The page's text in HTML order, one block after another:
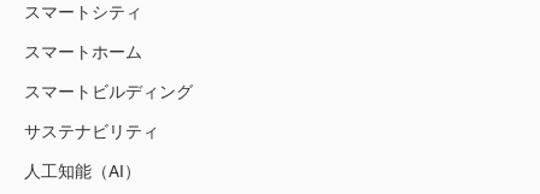
スマートシティ
スマートホーム
スマートビルディング
サステナビリティ
人工知能（AI）